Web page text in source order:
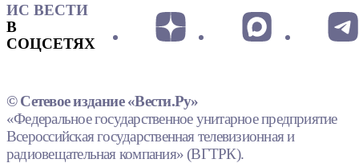
ИС ВЕСТИ
В
СОЦСЕТЯХ
© Сетевое издание «Вести.Ру»
«Федеральное государственное унитарное предприятие
Всероссийская государственная телевизионная и
радиовещательная компания» (ВГТРК).